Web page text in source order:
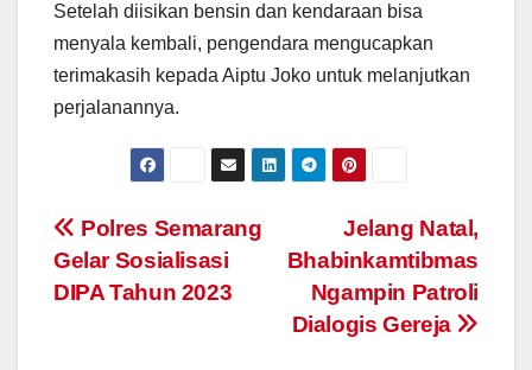
Setelah diisikan bensin dan kendaraan bisa
menyala kembali, pengendara mengucapkan
terimakasih kepada Aiptu Joko untuk melanjutkan
perjalanannya.
Post
navigation
Jelang Natal,
Bhabinkamtibmas
Ngampin Patroli
Dialogis Gereja
Polres Semarang
Gelar Sosialisasi
DIPA Tahun 2023